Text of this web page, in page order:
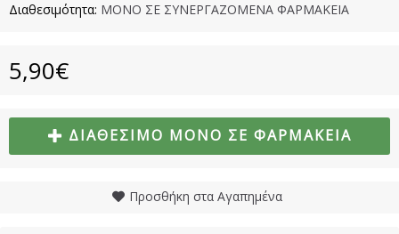
Διαθεσιμότητα: ΜΟΝΟ ΣΕ ΣΥΝΕΡΓΑΖΟΜΕΝΑ ΦΑΡΜΑΚΕΙΑ
5,90€
ΔΙΑΘΈΣΙΜΟ ΜΌΝΟ ΣΕ ΦΑΡΜΑΚΕΊΑ
Προσθήκη στα Αγαπημένα